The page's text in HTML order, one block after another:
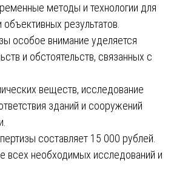
методы и технологии для
результатов.
особое внимание уделяется
и обстоятельств, связанных с
веществ, исследование
зданий и сооружений
составляет 15 000 рублей.
всех необходимых исследований и